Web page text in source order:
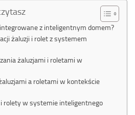
z inteligentnym domem?
żaluzji i rolet z systemem
żaluzjami i roletami w
a roletami w kontekście
i rolety w systemie inteligentnego